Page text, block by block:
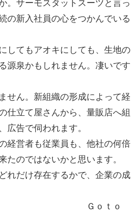
。サーモスタットスーツと言っ
の新入社員の心をつかんでいる
してもアオキにしても、生地の
源泉かもしれません。凄いです
せん。新組織の形成によって経
仕立て屋さんから、量販店へ組
広告で伺われます。
経営者も従業員も、他社の何倍
たのではないかと思います。
れだけ存在するかで、企業の成
ね Ｇｏｔｏ